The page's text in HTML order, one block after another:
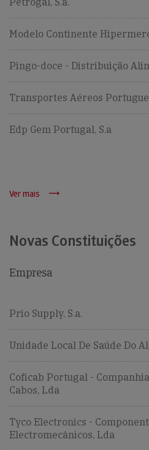
Modelo Continente
Pingo-doce - Distribuição
Transportes Aéreos
Edp Gem Portugal, S.a
Ver mais
Novas Constituições
Empresa
Prio Supply, S.a.
Unidade Local De Saúde Do
Coficab Portugal -
Cabos, Lda
Tyco Electronics -
Electromecânicos, Lda